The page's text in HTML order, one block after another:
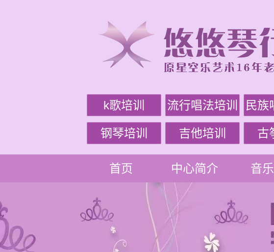
k歌培训 流行唱法培训 民族
钢琴培训 吉他培训 古
首页 中心简介 音